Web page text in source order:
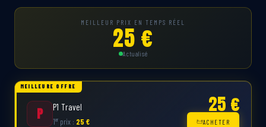
MEILLEUR PRIX EN TEMPS RÉEL
25 €
Actualisé
MEILLEURE OFFRE
P P1 Travel
1er prix : 25 €
25 €
ACHETER